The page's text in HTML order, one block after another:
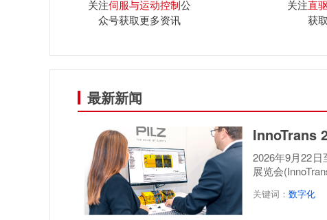
关注伺服与运动控制公
众号获取更多资讯
关注直
获
最新新闻
InnoTrans
2026年9月22
展览会
关键词： 数字化